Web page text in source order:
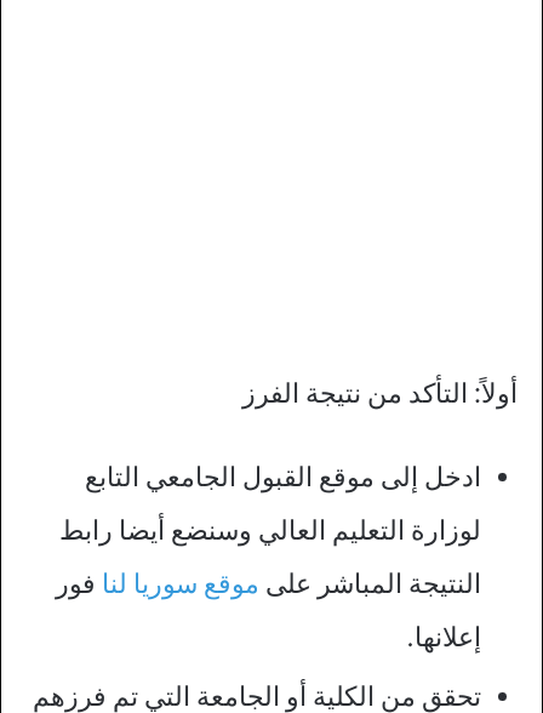
أولاً: التأكد من نتيجة الفرز
ادخل إلى موقع القبول الجامعي التابع
لوزارة التعليم العالي وسنضع أيضا رابط
النتيجة المباشر على موقع سوريا لنا فور
إعلانها.
تحقق من الكلية أو الجامعة التي تم فرزهم